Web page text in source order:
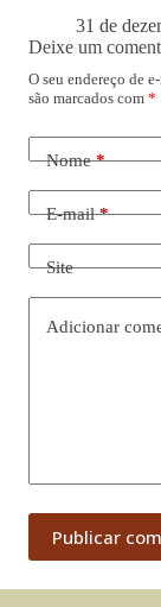
31 de
Deixe um
O seu endereço de
são marcados com *
Nome*
E-mail*
Site
Adicionar
Publicar